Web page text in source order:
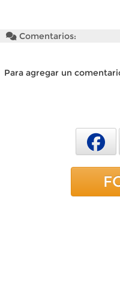
Comentarios:
Para agregar un